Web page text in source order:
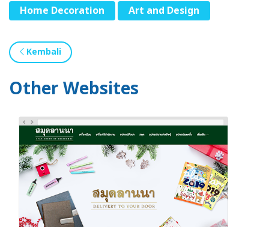
Home Decoration
Art and Design
Kembali
Other Websites